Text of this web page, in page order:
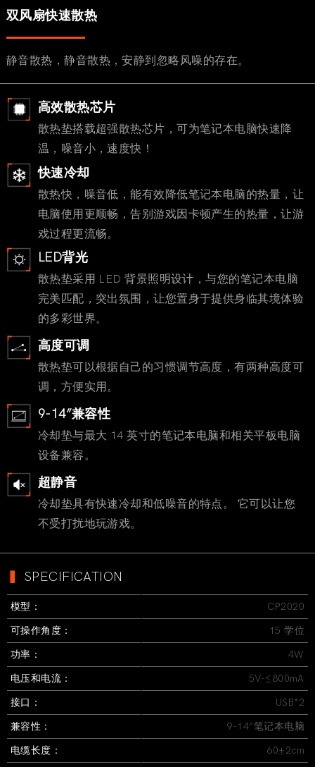
双风扇快速散热
静音散热，静音散热，安静到忽略风噪的存在。
高效散热芯片
散热垫搭载超强散热芯片，可为笔记本电脑快速降
温，噪音小，速度快！
快速冷却
散热快，噪音低，能有效降低笔记本电脑的热量，让
电脑使用更顺畅，告别游戏因卡顿产生的热量，让游
戏过程更流畅。
LED背光
散热垫采用 LED 背景照明设计，与您的笔记本电脑
完美匹配，突出氛围，让您置身于提供身临其境体验
的多彩世界。
高度可调
散热垫可以根据自己的习惯调节高度，有两种高度可
调，方便实用。
9-14”兼容性
冷却垫与最大 14 英寸的笔记本电脑和相关平板电脑
设备兼容。
超静音
冷却垫具有快速冷却和低噪音的特点。 它可以让您
不受打扰地玩游戏。
SPECIFICATION
模型：
CP2020
可操作角度：
15 学位
功率：
4W
电压和电流：
5V-≤800mA
接口：
USB*2
兼容性：
9-14”笔记本电脑
电缆长度：
60±2cm